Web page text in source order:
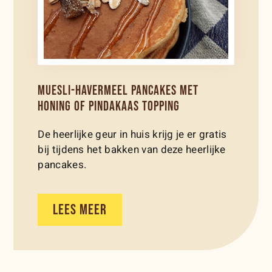
MUESLI-HAVERMEEL PANCAKES MET
HONING OF PINDAKAAS TOPPING
De heerlijke geur in huis krijg je er gratis
bij tijdens het bakken van deze heerlijke
pancakes.
LEES MEER